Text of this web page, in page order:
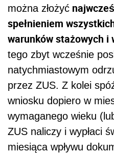
można złożyć
spełnieniem
warunków stażowych i
tego zbyt wcześnie
natychmiastowym
przez ZUS. Z kolei
wniosku dopiero w
wymaganego wieku
ZUS naliczy i wypłaci
miesiąca wpływu